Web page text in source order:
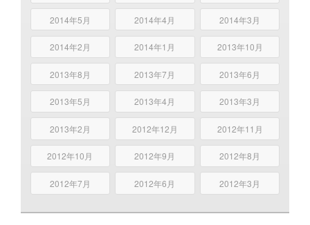
2014年5月 2014年4月 2014年3月
2014年2月 2014年1月 2013年10月
2013年8月 2013年7月 2013年6月
2013年5月 2013年4月 2013年3月
2013年2月 2012年12月 2012年11月
2012年10月 2012年9月 2012年8月
2012年7月 2012年6月 2012年3月